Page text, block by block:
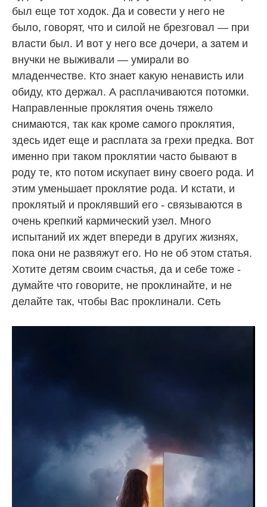
был еще тот ходок. Да и совести у него не
было, говорят, что и силой не брезговал — при
власти был. И вот у него все дочери, а затем и
внучки не выживали — умирали во
младенчестве. Кто знает какую ненависть или
обиду, кто держал. А расплачиваются потомки.
Направленные проклятия очень тяжело
снимаются, так как кроме самого проклятия,
здесь идет еще и расплата за грехи предка. Вот
именно при таком проклятии часто бывают в
роду те, кто потом искупает вину своего рода. И
этим уменьшает проклятие рода. И кстати, и
проклятый и проклявший его - связываются в
очень крепкий кармический узел. Много
испытаний их ждет впереди в других жизнях,
пока они не развяжут его. Но не об этом статья.
Хотите детям своим счастья, да и себе тоже -
думайте что говорите, не проклинайте, и не
делайте так, чтобы Вас проклинали. Сеть